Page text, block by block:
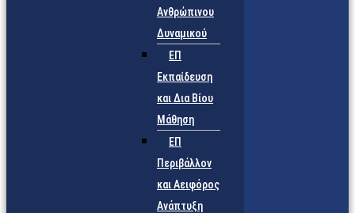
Ανθρώπινου
Δυναμικού
ΕΠ
Εκπαίδευση
και Δια Βίου
Μάθηση
ΕΠ
Περιβάλλον
και Αειφόρος
Ανάπτυξη